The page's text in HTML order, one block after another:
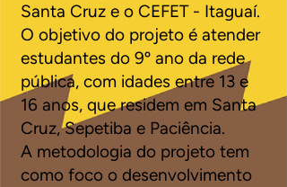
Santa Cruz e o CEFET - Itaguaí.
O objetivo do projeto é atender
estudantes do 9º ano da rede
pública, com idades entre 13 e
16 anos, que residem em Santa
Cruz, Sepetiba e Paciência.
A metodologia do projeto tem
como foco o desenvolvimento